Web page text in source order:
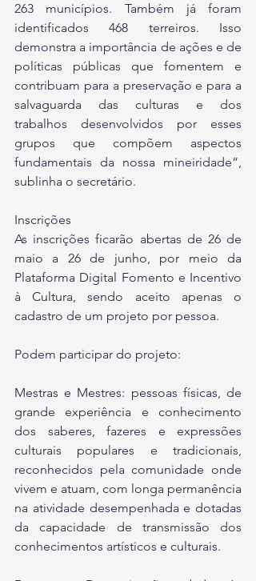
263 municípios. Também já foram
identificados 468 terreiros. Isso
demonstra a importância de ações e de
políticas públicas que fomentem e
contribuam para a preservação e para a
salvaguarda das culturas e dos
trabalhos desenvolvidos por esses
grupos que compõem aspectos
fundamentais da nossa mineiridade”,
sublinha o secretário.
Inscrições
As inscrições ficarão abertas de 26 de
maio a 26 de junho, por meio da
Plataforma Digital Fomento e Incentivo
à Cultura, sendo aceito apenas o
cadastro de um projeto por pessoa.
Podem participar do projeto:
Mestras e Mestres: pessoas físicas, de
grande experiência e conhecimento
dos saberes, fazeres e expressões
culturais populares e tradicionais,
reconhecidos pela comunidade onde
vivem e atuam, com longa permanência
na atividade desempenhada e dotadas
da capacidade de transmissão dos
conhecimentos artísticos e culturais.